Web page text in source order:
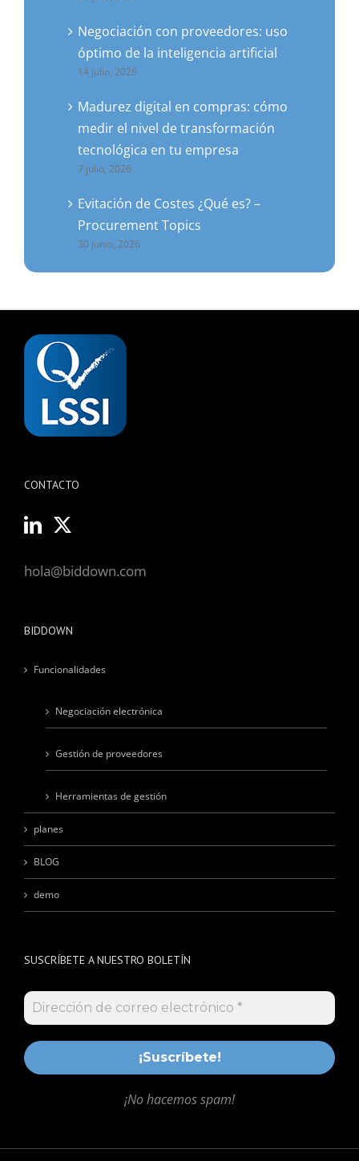
Negociación con proveedores: uso
óptimo de la inteligencia artificial
14 julio, 2026
Madurez digital en compras: cómo
medir el nivel de transformación
tecnológica en tu empresa
7 julio, 2026
Evitación de Costes ¿Qué es? –
Procurement Topics
30 junio, 2026
CONTACTO
hola@biddown.com
BIDDOWN
Funcionalidades
Negociación electrónica
Gestión de proveedores
Herramientas de gestión
planes
BLOG
demo
SUSCRÍBETE A NUESTRO BOLETÍN
¡No hacemos spam!